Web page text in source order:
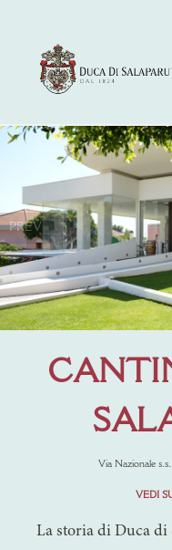
PREV
Via Nazionale
VEDI
La storia di Duca di